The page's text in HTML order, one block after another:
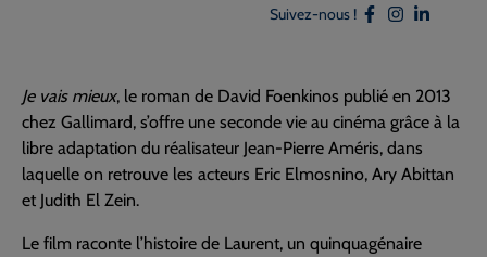
Suivez-nous !
Je vais mieux, le roman de David Foenkinos publié en 2013
chez Gallimard, s’offre une seconde vie au cinéma grâce à la
libre adaptation du réalisateur Jean-Pierre Améris, dans
laquelle on retrouve les acteurs Eric Elmosnino, Ary Abittan
et Judith El Zein.
Le film raconte l’histoire de Laurent, un quinquagénaire